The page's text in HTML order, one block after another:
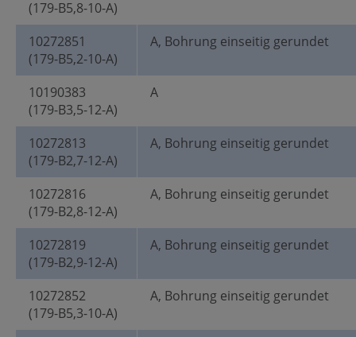
(179-B5,8-10-A)
10272851
(179-B5,2-10-A)
A, Bohrung einseitig gerundet
10190383
(179-B3,5-12-A)
A
10272813
(179-B2,7-12-A)
A, Bohrung einseitig gerundet
10272816
(179-B2,8-12-A)
A, Bohrung einseitig gerundet
10272819
(179-B2,9-12-A)
A, Bohrung einseitig gerundet
10272852
(179-B5,3-10-A)
A, Bohrung einseitig gerundet